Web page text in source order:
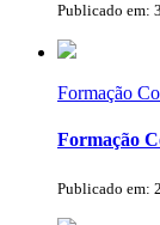
Publicado em:
Formação
Formação
Publicado em: